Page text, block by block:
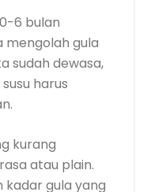
6 bulan
mengolah gula
sudah dewasa,
harus
kurang
atau plain.
kadar gula yang